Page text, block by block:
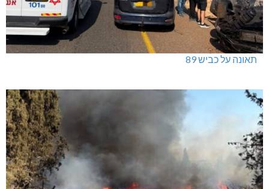
תאונה על כביש 89